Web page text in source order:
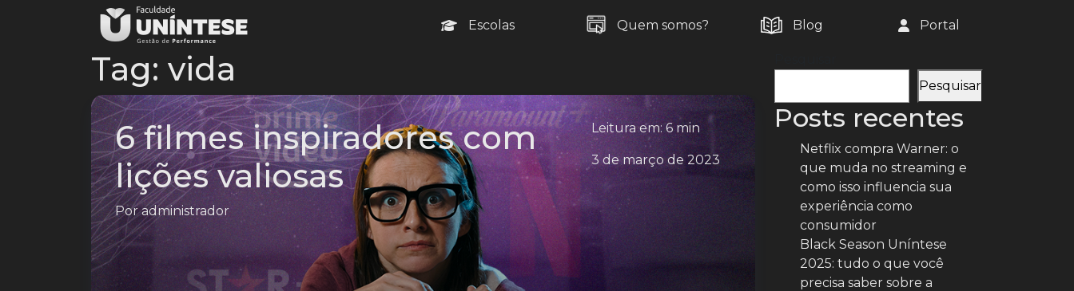
Escolas Quem somos? Blog Portal
Tag: vida
6 filmes inspiradores com
lições valiosas
Poradministrador
Leitura em: 6 min
3 de março de 2023
Pesquisar
Posts recentes
Netflix compra Warner: o
que muda no streaming e
como isso influencia sua
experiência como
consumidor
Black Season Uníntese
2025: tudo o que você
precisa saber sobre a